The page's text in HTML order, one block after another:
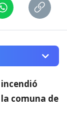
incendió
comuna de